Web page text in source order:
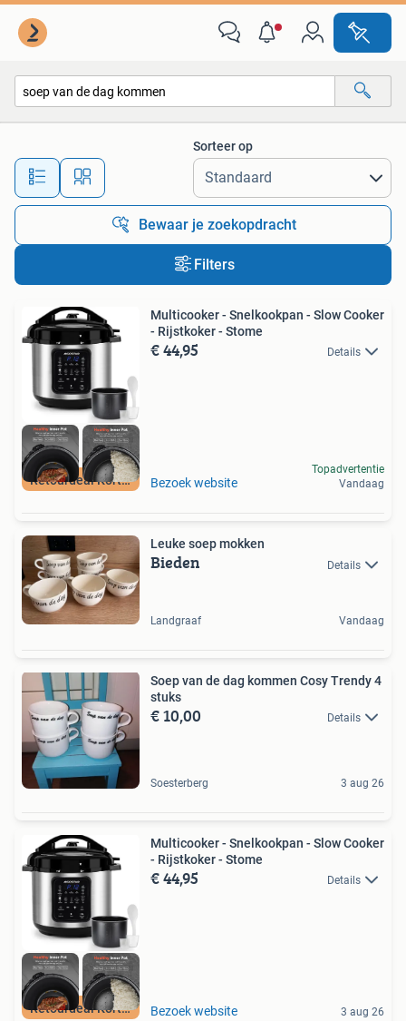
Alle afstanden…
Sorteer op
Bewaar je zoekopdracht
Filters
Retourdeal Korting
Multicooker - Snelkookpan - Slow Cooker
- Rijstkoker - Stome
€ 44,95 Details
Bezoek website
Topadvertentie
Vandaag
Leuke soep mokken
Bieden Details
Landgraaf Vandaag
Soep van de dag kommen Cosy Trendy 4
stuks
€ 10,00 Details
Soesterberg 3 aug 26
Retourdeal Korting
Multicooker - Snelkookpan - Slow Cooker
- Rijstkoker - Stome
€ 44,95 Details
Bezoek website 3 aug 26